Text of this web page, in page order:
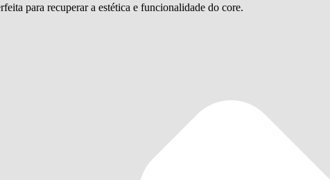
para recuperar a estética e funcionalidade do core.